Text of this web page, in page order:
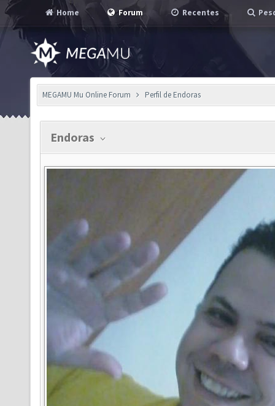
Home Forum Recentes
MEGAMU Mu Online Forum Perfil de Endoras
Endoras